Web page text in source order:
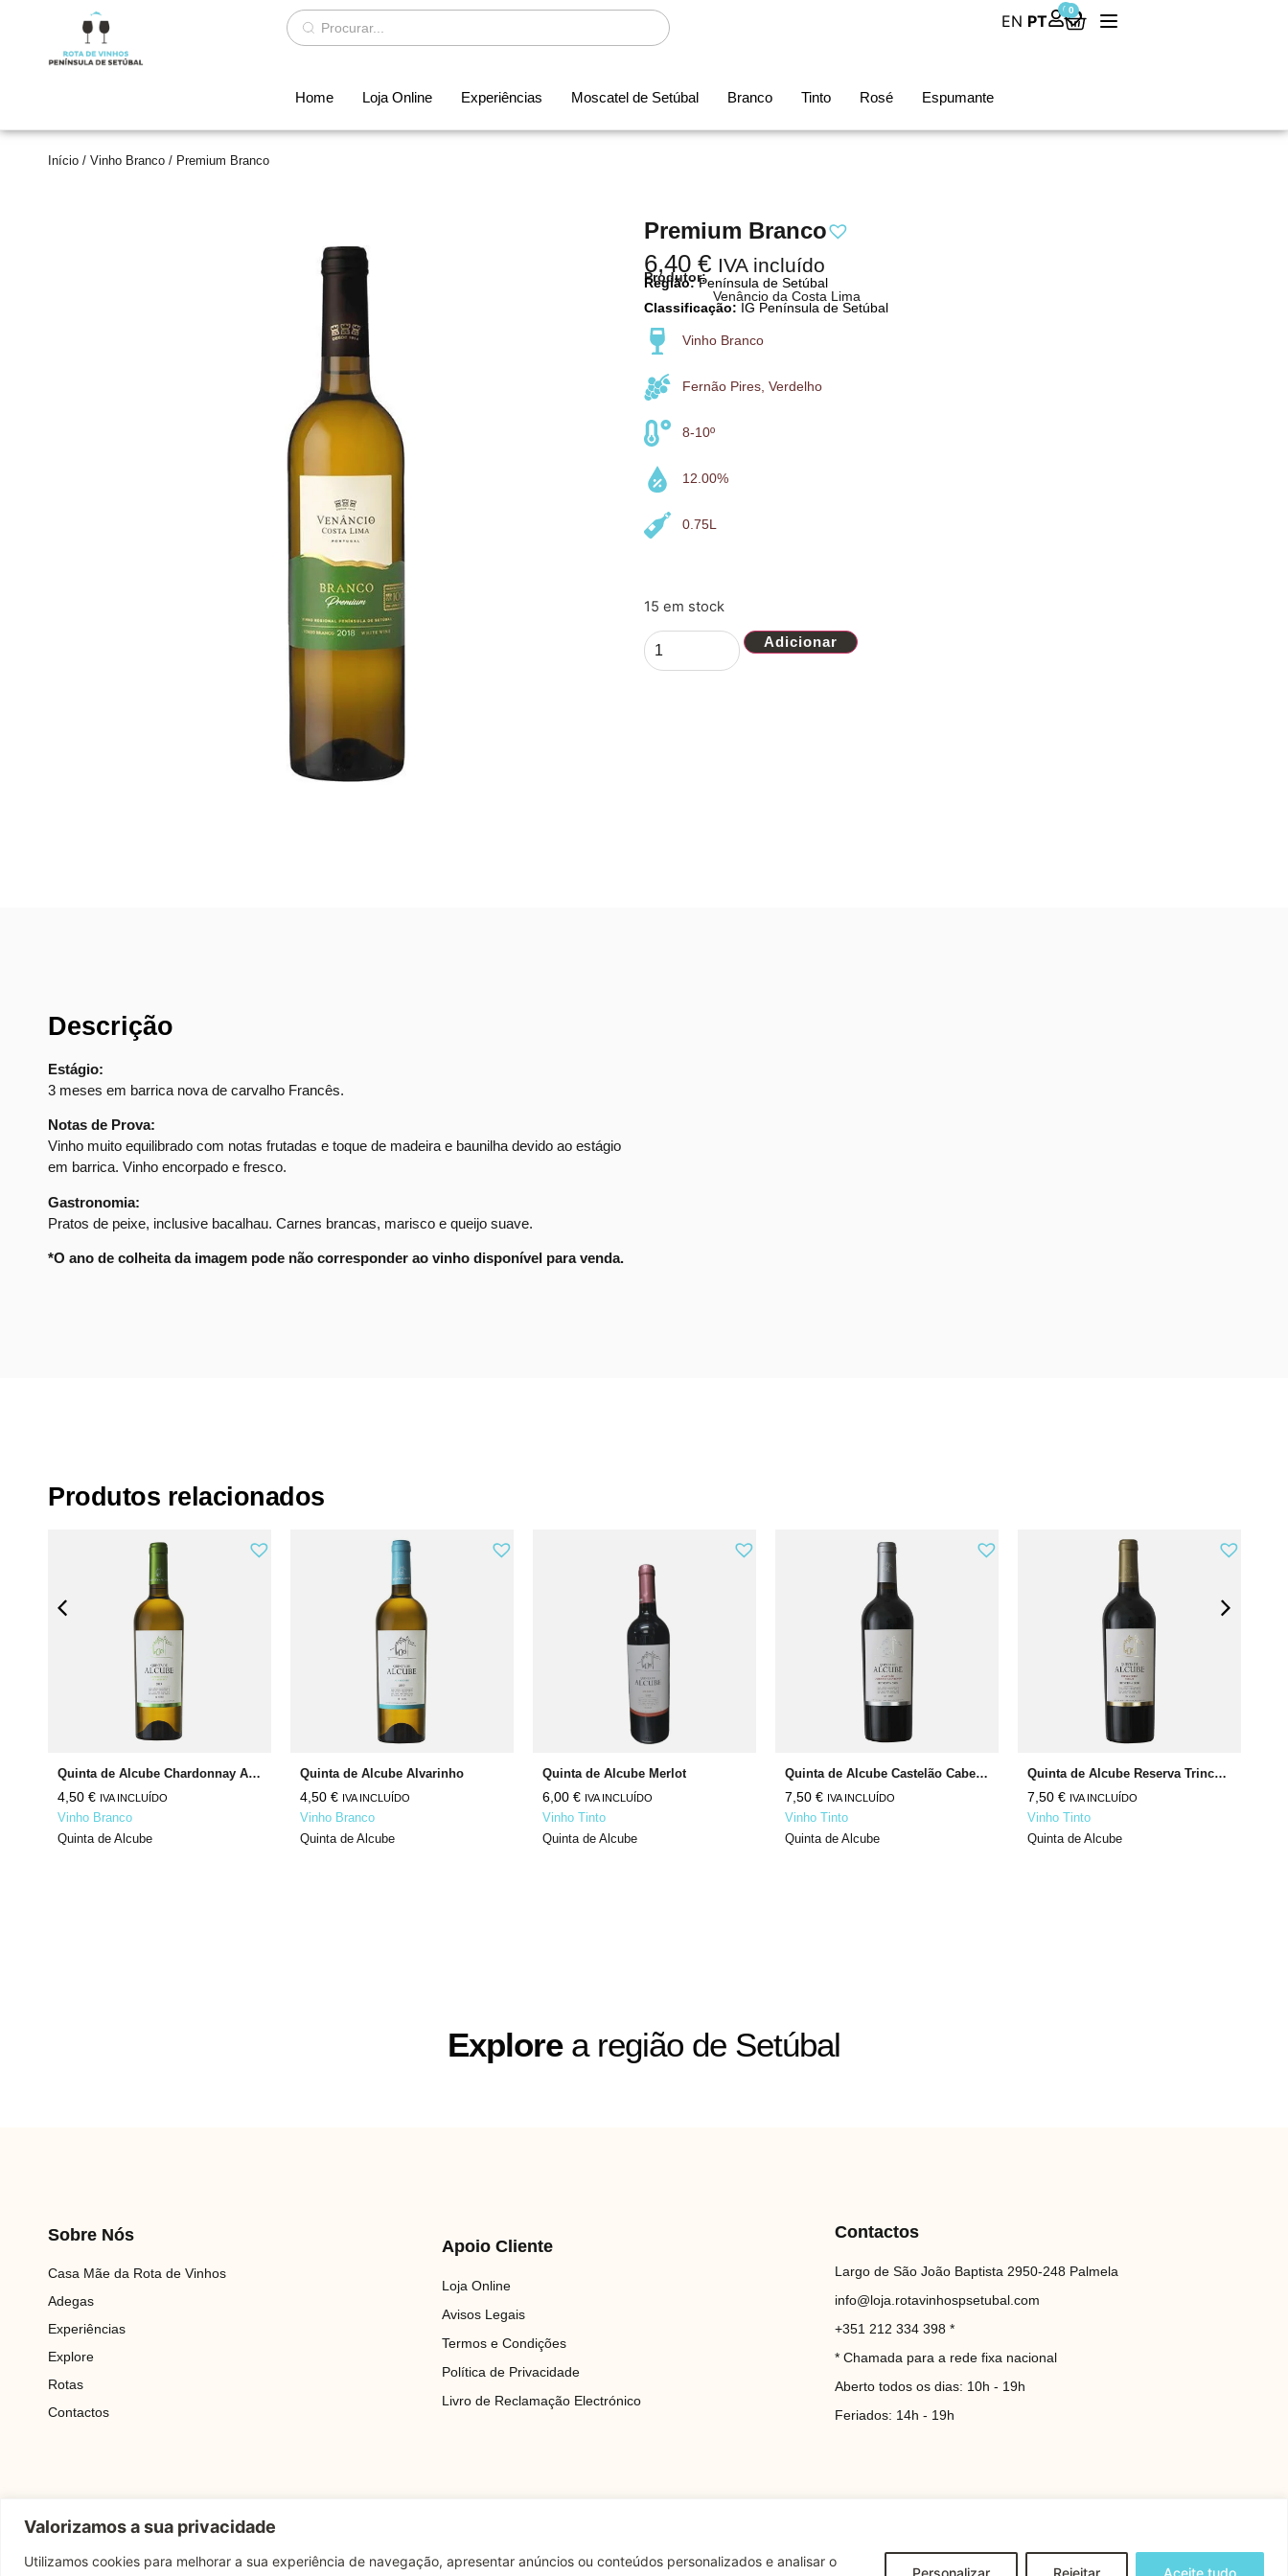
Valorizamos a sua privacidade
Utilizamos cookies para melhorar a sua experiência de navegação, apresentar anúncios ou conteúdos personalizados e analisar o
Personalizar Rejeitar Aceite tudo
EN PT
00
Home Loja Online Experiências Moscatel de Setúbal Branco Tinto Rosé Espumante
Início / Vinho Branco / Premium Branco
Premium Branco
6,40 € IVA incluído
Venâncio da Costa Lima
Produtor:
Região:Península de Setúbal
Classificação: IG Península de Setúbal
Vinho Branco
Fernão Pires, Verdelho
8-10º
12.00%
0.75L
15 em stock
Adicionar
Descrição
Estágio:
3 meses em barrica nova de carvalho Francês.
Notas de Prova:
Vinho muito equilibrado com notas frutadas e toque de madeira e baunilha devido ao estágio
em barrica. Vinho encorpado e fresco.
Gastronomia:
Pratos de peixe, inclusive bacalhau. Carnes brancas, marisco e queijo suave.
*O ano de colheita da imagem pode não corresponder ao vinho disponível para venda.
Produtos relacionados
Quinta de Alcube Chardonnay Alvarinho
4,50 € IVA INCLUÍDO
Vinho Branco
Quinta de Alcube
Quinta de Alcube Alvarinho
4,50 € IVA INCLUÍDO
Vinho Branco
Quinta de Alcube
Quinta de Alcube Merlot
6,00 € IVA INCLUÍDO
Vinho Tinto
Quinta de Alcube
Quinta de Alcube Castelão Cabernet Sauvignon
7,50 € IVA INCLUÍDO
Vinho Tinto
Quinta de Alcube
Quinta de Alcube Reserva Trincadeira Syrah
7,50 € IVA INCLUÍDO
Vinho Tinto
Quinta de Alcube
Explorea região de Setúbal
Sobre Nós
Casa Mãe da Rota de Vinhos
Adegas
Experiências
Explore
Rotas
Contactos
Apoio Cliente
Loja Online
Avisos Legais
Termos e Condições
Política de Privacidade
Livro de Reclamação Electrónico
Contactos
Largo de São João Baptista 2950-248 Palmela
info@loja.rotavinhospsetubal.com
+351 212 334 398 *
* Chamada para a rede fixa nacional
Aberto todos os dias: 10h - 19h
Feriados: 14h - 19h
Copyright © 2025 Rota Dos Vinhos | Todos Os Direitos Reservados.